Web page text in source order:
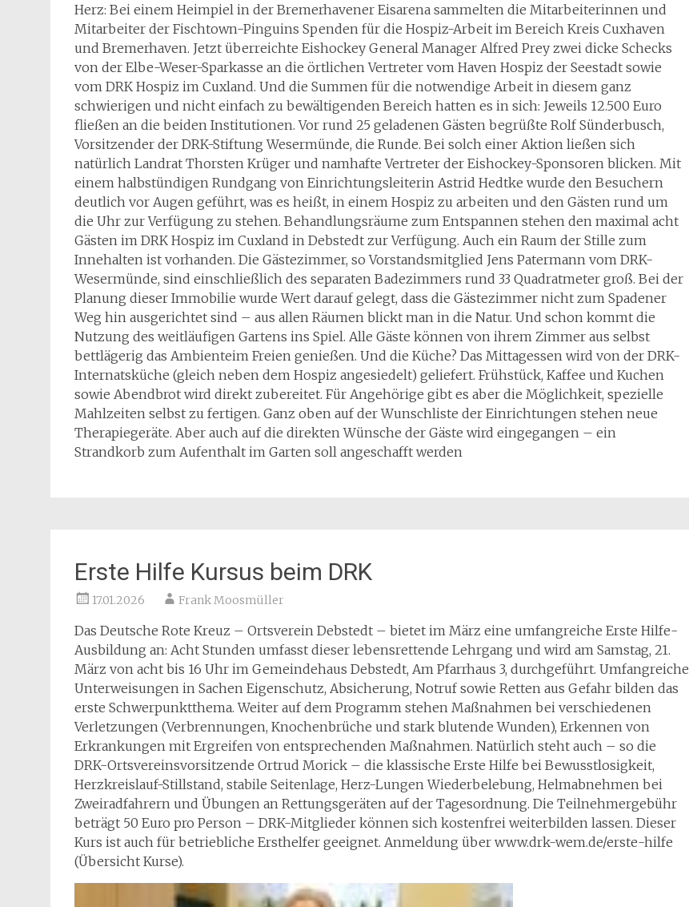
Herz: Bei einem Heimpiel in der Bremerhavener Eisarena sammelten die Mitarbeiterinnen und
Mitarbeiter der Fischtown-Pinguins Spenden für die Hospiz-Arbeit im Bereich Kreis Cuxhaven
und Bremerhaven. Jetzt überreichte Eishockey General Manager Alfred Prey zwei dicke Schecks
von der Elbe-Weser-Sparkasse an die örtlichen Vertreter vom Haven Hospiz der Seestadt sowie
vom DRK Hospiz im Cuxland. Und die Summen für die notwendige Arbeit in diesem ganz
schwierigen und nicht einfach zu bewältigenden Bereich hatten es in sich: Jeweils 12.500 Euro
fließen an die beiden Institutionen. Vor rund 25 geladenen Gästen begrüßte Rolf Sünderbusch,
Vorsitzender der DRK-Stiftung Wesermünde, die Runde. Bei solch einer Aktion ließen sich
natürlich Landrat Thorsten Krüger und namhafte Vertreter der Eishockey-Sponsoren blicken. Mit
einem halbstündigen Rundgang von Einrichtungsleiterin Astrid Hedtke wurde den Besuchern
deutlich vor Augen geführt, was es heißt, in einem Hospiz zu arbeiten und den Gästen rund um
die Uhr zur Verfügung zu stehen. Behandlungsräume zum Entspannen stehen den maximal acht
Gästen im DRK Hospiz im Cuxland in Debstedt zur Verfügung. Auch ein Raum der Stille zum
Innehalten ist vorhanden. Die Gästezimmer, so Vorstandsmitglied Jens Patermann vom DRK-
Wesermünde, sind einschließlich des separaten Badezimmers rund 33 Quadratmeter groß. Bei der
Planung dieser Immobilie wurde Wert darauf gelegt, dass die Gästezimmer nicht zum Spadener
Weg hin ausgerichtet sind – aus allen Räumen blickt man in die Natur. Und schon kommt die
Nutzung des weitläufigen Gartens ins Spiel. Alle Gäste können von ihrem Zimmer aus selbst
bettlägerig das Ambienteim Freien genießen. Und die Küche? Das Mittagessen wird von der DRK-
Internatsküche (gleich neben dem Hospiz angesiedelt) geliefert. Frühstück, Kaffee und Kuchen
sowie Abendbrot wird direkt zubereitet. Für Angehörige gibt es aber die Möglichkeit, spezielle
Mahlzeiten selbst zu fertigen. Ganz oben auf der Wunschliste der Einrichtungen stehen neue
Therapiegeräte. Aber auch auf die direkten Wünsche der Gäste wird eingegangen – ein
Strandkorb zum Aufenthalt im Garten soll angeschafft werden
Erste Hilfe Kursus beim DRK
17.01.2026 Frank Moosmüller
Das Deutsche Rote Kreuz – Ortsverein Debstedt – bietet im März eine umfangreiche Erste Hilfe-
Ausbildung an: Acht Stunden umfasst dieser lebensrettende Lehrgang und wird am Samstag, 21.
März von acht bis 16 Uhr im Gemeindehaus Debstedt, Am Pfarrhaus 3, durchgeführt. Umfangreiche
Unterweisungen in Sachen Eigenschutz, Absicherung, Notruf sowie Retten aus Gefahr bilden das
erste Schwerpunktthema. Weiter auf dem Programm stehen Maßnahmen bei verschiedenen
Verletzungen (Verbrennungen, Knochenbrüche und stark blutende Wunden), Erkennen von
Erkrankungen mit Ergreifen von entsprechenden Maßnahmen. Natürlich steht auch – so die
DRK-Ortsvereinsvorsitzende Ortrud Morick – die klassische Erste Hilfe bei Bewusstlosigkeit,
Herzkreislauf-Stillstand, stabile Seitenlage, Herz-Lungen Wiederbelebung, Helmabnehmen bei
Zweiradfahrern und Übungen an Rettungsgeräten auf der Tagesordnung. Die Teilnehmergebühr
beträgt 50 Euro pro Person – DRK-Mitglieder können sich kostenfrei weiterbilden lassen. Dieser
Kurs ist auch für betriebliche Ersthelfer geeignet. Anmeldung über www.drk-wem.de/erste-hilfe
(Übersicht Kurse).